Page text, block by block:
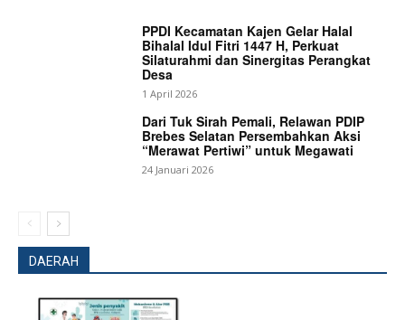
News Week
PPDI Kecamatan Kajen Gelar Halal
Bihalal Idul Fitri 1447 H, Perkuat
Silaturahmi dan Sinergitas Perangkat
Desa
1 April 2026
Dari Tuk Sirah Pemali, Relawan PDIP
Brebes Selatan Persembahkan Aksi
“Merawat Pertiwi” untuk Megawati
24 Januari 2026
DAERAH